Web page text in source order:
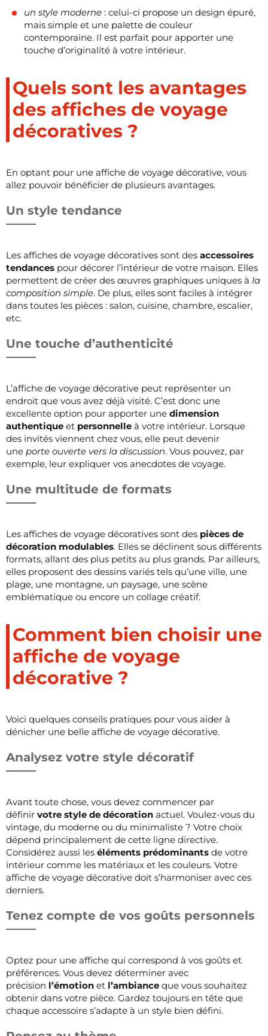
un style moderne : celui-ci propose un design épuré,
mais simple et une palette de couleur
contemporaine. Il est parfait pour apporter une
touche d’originalité à votre intérieur.
Quels sont les avantages
des affiches de voyage
décoratives ?
En optant pour une affiche de voyage décorative, vous
allez pouvoir bénéficier de plusieurs avantages.
Un style tendance
Les affiches de voyage décoratives sont des accessoires
tendances pour décorer l’intérieur de votre maison. Elles
permettent de créer des œuvres graphiques uniques à la
composition simple. De plus, elles sont faciles à intégrer
dans toutes les pièces : salon, cuisine, chambre, escalier,
etc.
Une touche d’authenticité
L’affiche de voyage décorative peut représenter un
endroit que vous avez déjà visité. C’est donc une
excellente option pour apporter une dimension
authentique et personnelle à votre intérieur. Lorsque
des invités viennent chez vous, elle peut devenir
une porte ouverte vers la discussion. Vous pouvez, par
exemple, leur expliquer vos anecdotes de voyage.
Une multitude de formats
Les affiches de voyage décoratives sont des pièces de
décoration modulables. Elles se déclinent sous différents
formats, allant des plus petits au plus grands. Par ailleurs,
elles proposent des dessins variés tels qu’une ville, une
plage, une montagne, un paysage, une scène
emblématique ou encore un collage créatif.
Comment bien choisir une
affiche de voyage
décorative ?
Voici quelques conseils pratiques pour vous aider à
dénicher une belle affiche de voyage décorative.
Analysez votre style décoratif
Avant toute chose, vous devez commencer par
définir votre style de décoration actuel. Voulez-vous du
vintage, du moderne ou du minimaliste ? Votre choix
dépend principalement de cette ligne directive.
Considérez aussi les éléments prédominants de votre
intérieur comme les matériaux et les couleurs. Votre
affiche de voyage décorative doit s’harmoniser avec ces
derniers.
Tenez compte de vos goûts personnels
Optez pour une affiche qui correspond à vos goûts et
préférences. Vous devez déterminer avec
précision l’émotion et l’ambiance que vous souhaitez
obtenir dans votre pièce. Gardez toujours en tête que
chaque accessoire s’adapte à un style bien défini.